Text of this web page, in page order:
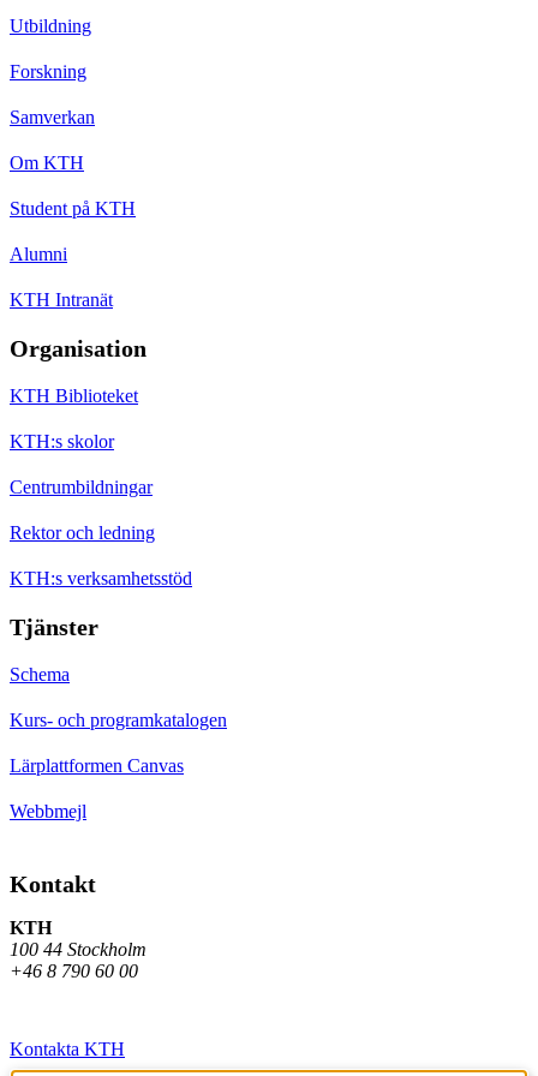
Utbildning
Forskning
Samverkan
Om KTH
Student på KTH
Alumni
KTH Intranät
Organisation
KTH Biblioteket
KTH:s skolor
Centrumbildningar
Rektor och ledning
KTH:s verksamhetsstöd
Tjänster
Schema
Kurs- och programkatalogen
Lärplattformen Canvas
Webbmejl
Kontakt
KTH
100 44 Stockholm
+46 8 790 60 00
Kontakta KTH